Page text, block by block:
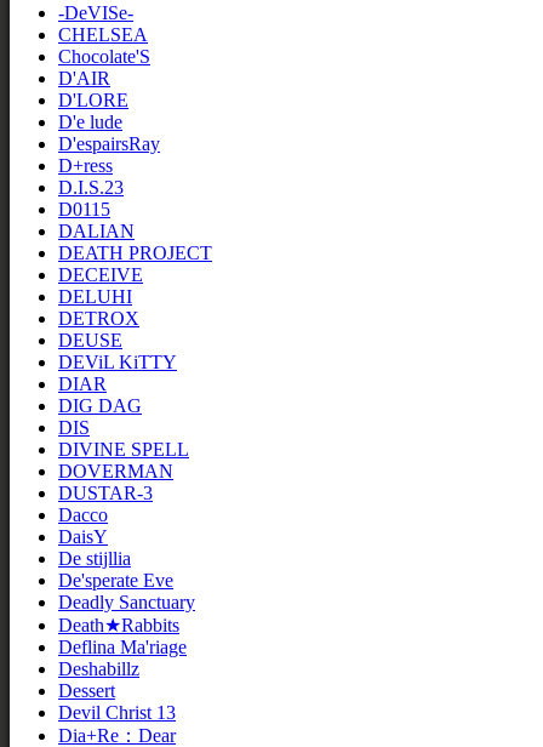
-DeVISe-
CHELSEA
Chocolate'S
D'AIR
D'LORE
D'e lude
D'espairsRay
D+ress
D.I.S.23
D0115
DALIAN
DEATH PROJECT
DECEIVE
DELUHI
DETROX
DEUSE
DEViL KiTTY
DIAR
DIG DAG
DIS
DIVINE SPELL
DOVERMAN
DUSTAR-3
Dacco
DaisY
De stijllia
De'sperate Eve
Deadly Sanctuary
Death★Rabbits
Deflina Ma'riage
Deshabillz
Dessert
Devil Christ 13
Dia+Re：Dear